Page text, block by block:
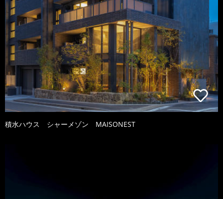
積水ハウス シャーメゾン MAISONEST